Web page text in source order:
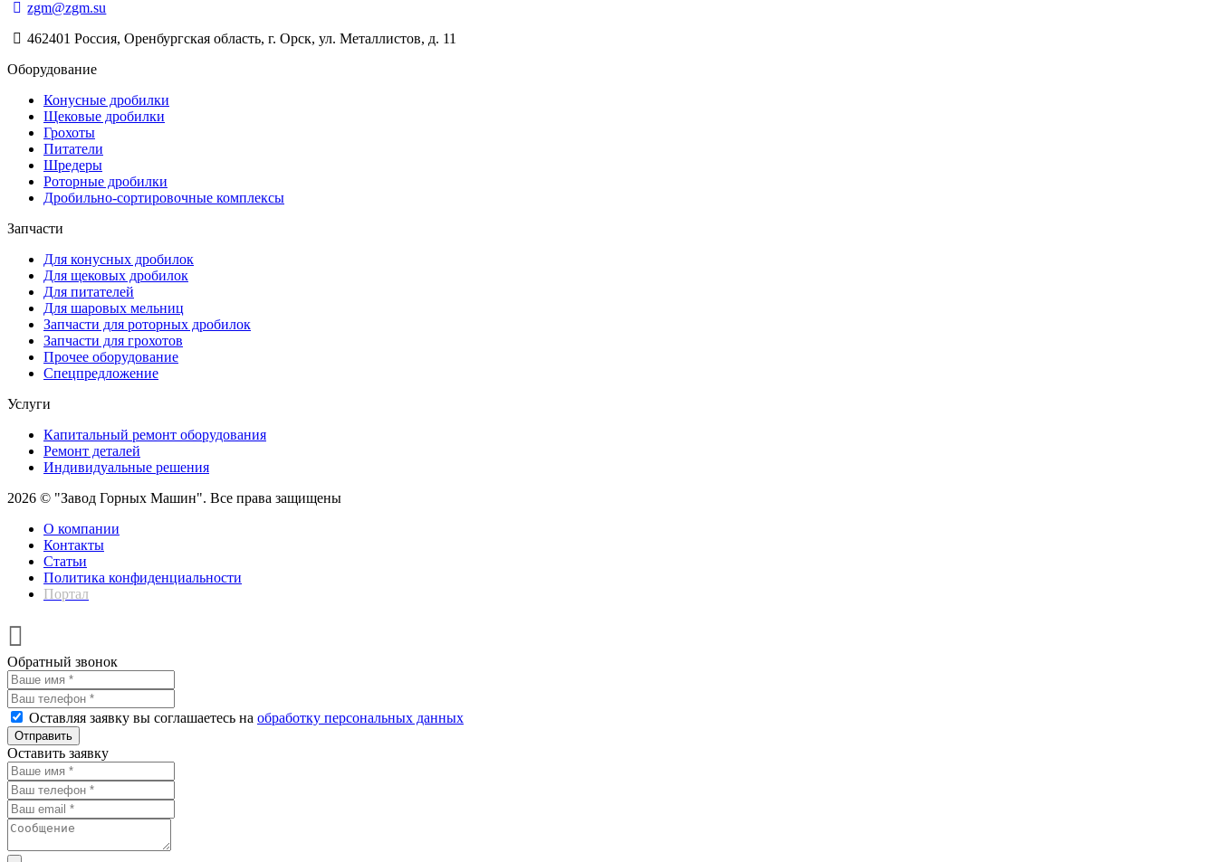
zgm@zgm.su
462401 Россия, Оренбургская область, г. Орск, ул. Металлистов, д. 11
Оборудование
Конусные дробилки
Щековые дробилки
Грохоты
Питатели
Шредеры
Роторные дробилки
Дробильно-сортировочные комплексы
Запчасти
Для конусных дробилок
Для щековых дробилок
Для питателей
Для шаровых мельниц
Запчасти для роторных дробилок
Запчасти для грохотов
Прочее оборудование
Спецпредложение
Услуги
Капитальный ремонт оборудования
Ремонт деталей
Индивидуальные решения
2026 © "Завод Горных Машин". Все права защищены
О компании
Контакты
Статьи
Политика конфиденциальности
Портал
Обратный звонок
Оставляя заявку вы соглашаетесь на обработку персональных данных
Отправить
Оставить заявку